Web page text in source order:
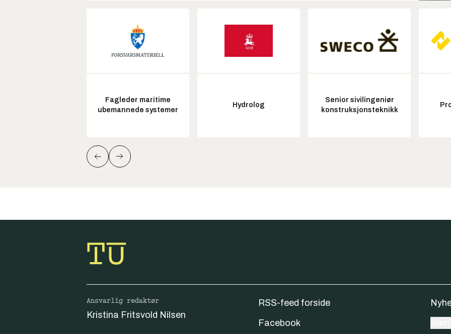
Fagleder maritime
ubemannede systemer
Hydrolog
Senior sivilingeniør
konstruksjonsteknikk
Ansvarlig redaktør
Kristina Fritsvold Nilsen
RSS-feed forside
Facebook